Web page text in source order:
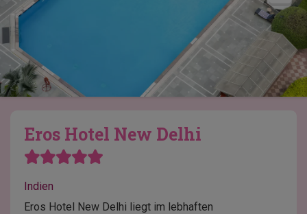
Eros Hotel New Delhi
Indien
Eros Hotel New Delhi liegt im lebhaften